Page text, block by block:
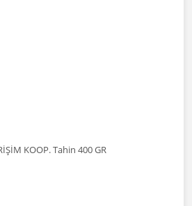
KOOP. Tahin 400 GR